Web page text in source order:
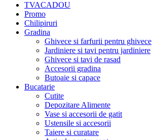
TVACADOU
Promo
Chilipiruri
Gradina
Ghivece si farfurii pentru ghivece
Jardiniere si tavi pentru jardiniere
Ghivece si tavi de rasad
Accesorii gradina
Butoaie si capace
Bucatarie
Cutite
Depozitare Alimente
Vase si accesorii de gatit
Ustensile si accesorii
Taiere si curatare